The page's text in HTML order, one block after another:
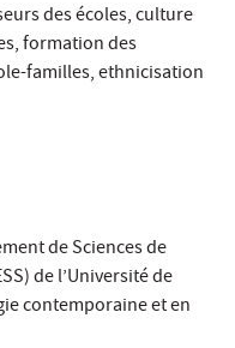
des écoles, culture
formation des
familles, ethnicisation
de Sciences de
de l’Université de
contemporaine et en